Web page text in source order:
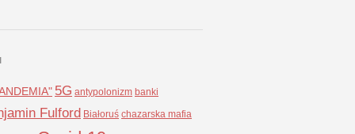
5G antypolonizm banki
Fulford Białoruś chazarska mafia